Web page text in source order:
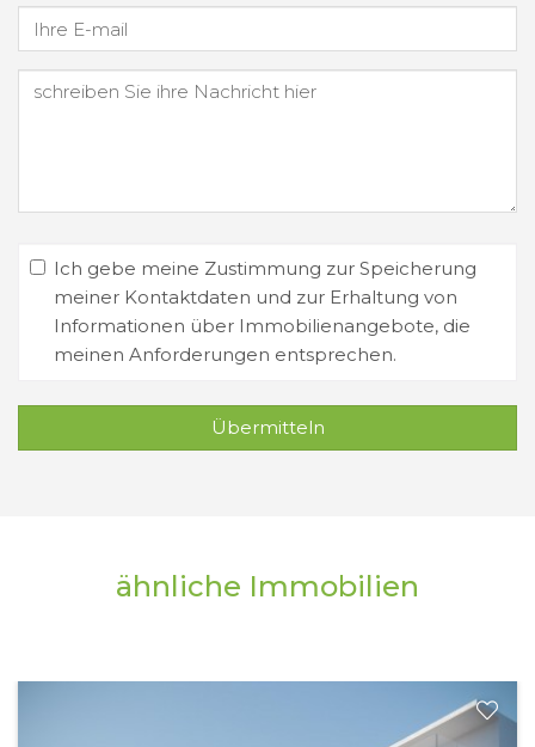
Ich gebe meine Zustimmung zur Speicherung
meiner Kontaktdaten und zur Erhaltung von
Informationen über Immobilienangebote, die
meinen Anforderungen entsprechen.
Übermitteln
ähnliche Immobilien